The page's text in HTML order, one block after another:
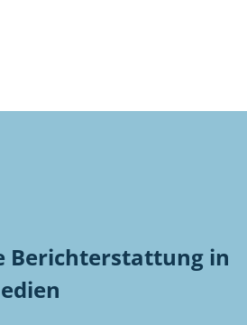
Berichterstattung in